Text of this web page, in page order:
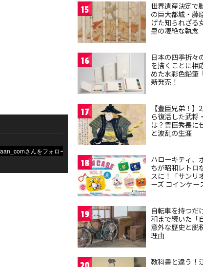
15
世界遺産決定で
の巨大都城・藤
げた知られざる
皇の凄絶な執念
16
日本の四季折々
を描くことに相
めた水彩色鉛筆
新発売！
17
【豊臣兄弟！
ら復活した武将
は？豊臣秀長に
と波乱の生涯
18
ハローキティ、
ちが昭和レトロ
スに！「サンリ
ーズ コインケー
19
自転車を持つだ
和まで続いた「
意外な歴史と脱
理由
教科書と違う！